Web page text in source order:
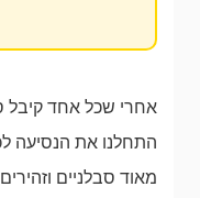
אחרי שכל אחד קיבל
התחלנו את הנסיעה
מאוד סבלניים